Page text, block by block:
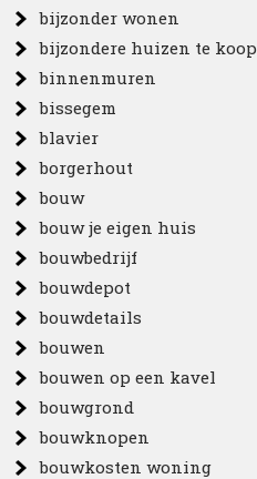
bijzonder wonen
bijzondere huizen te koop
binnenmuren
bissegem
blavier
borgerhout
bouw
bouw je eigen huis
bouwbedrijf
bouwdepot
bouwdetails
bouwen
bouwen op een kavel
bouwgrond
bouwknopen
bouwkosten woning